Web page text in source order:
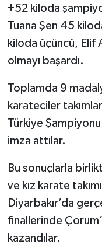
+52 kiloda
Tuana Şen 45
kiloda üçüncü, Elif
olmayı başardı.
Toplamda 9
karateciler
Türkiye
imza attılar.
Bu sonuçlarla
ve kız karate
Diyarbakır’da
finallerinde
kazandılar.